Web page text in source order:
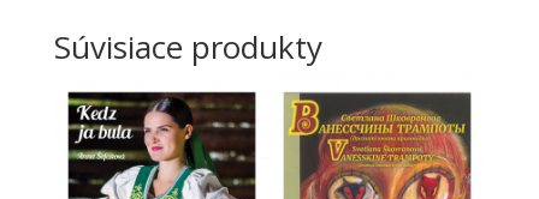
Súvisiace produkty